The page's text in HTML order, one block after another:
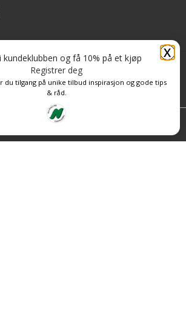
X
kundeklubben og få 10% på et kjøp
Registrer deg
du tilgang på unike tilbud inspirasjon og gode tips
& råd.